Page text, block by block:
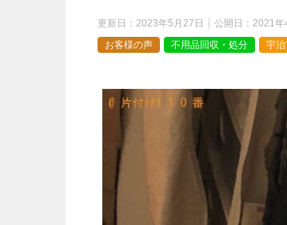
更新日： 2023年5月27日 公開日： 2021年
お客様の声
不用品回収・処分 宇